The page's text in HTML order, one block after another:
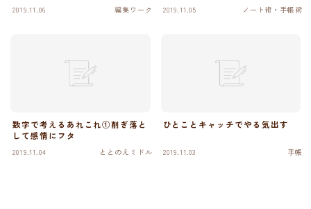
2019.11.06 編集ワーク 2019.11.05 ノート術・手帳術
数字で考えるあれこれ①削ぎ落と
して感情にフタ
2019.11.04 ととのえミドル
ひとことキャッチでやる気出す
2019.11.03 手帳